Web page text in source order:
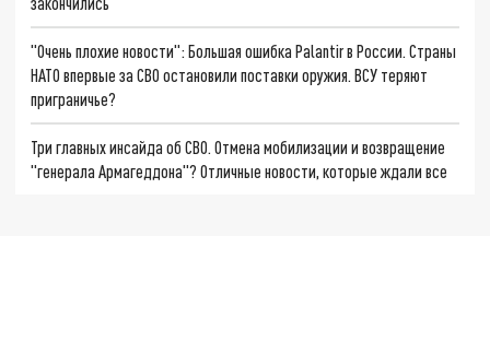
"Очень плохие новости": Большая ошибка Palantir в России. Страны
НАТО впервые за СВО остановили поставки оружия. ВСУ теряют
приграничье?
Три главных инсайда об СВО. Отмена мобилизации и возвращение
"генерала Армагеддона"? Отличные новости, которые ждали все